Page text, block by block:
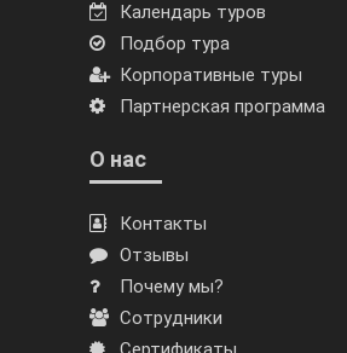
Календарь туров
Подбор тура
Корпоративные туры
Партнерская программа
О нас
Контакты
Отзывы
Почему мы?
Сотрудники